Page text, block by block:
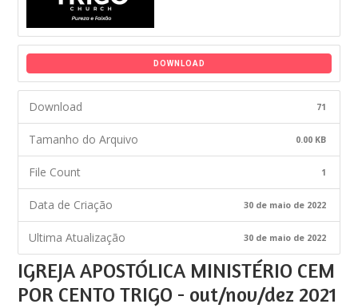
DOWNLOAD
Download 71
Tamanho do Arquivo 0.00 KB
File Count 1
Data de Criação 30 de maio de 2022
Ultima Atualização 30 de maio de 2022
IGREJA APOSTÓLICA MINISTÉRIO CEM
POR CENTO TRIGO - out/nov/dez 2021